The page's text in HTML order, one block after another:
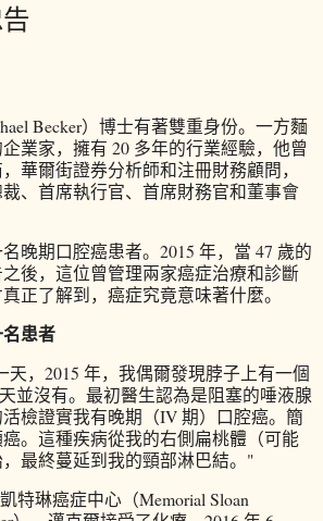
Becker）博士有著雙重身份。一方麵
業家，擁有 20 多年的行業經驗，他曾
華爾街證券分析師和注冊財務顧問，
裁、首席執行官、首席財務官和董事會
晚期口腔癌患者。2015 年，當 47 歲的
後，這位曾管理兩家癌症治療和診斷
正了解到，癌症究竟意味著什麼。
患者
天，2015 年，我偶爾發現脖子上有一個
並沒有。最初醫生認為是阻塞的唾液腺
檢證實我有晚期（IV 期）口腔癌。簡
。這種疾病從我的右側扁桃體（可能
最終蔓延到我的頸部淋巴結。"
特琳癌症中心（Memorial Sloan